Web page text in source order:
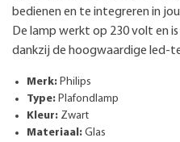
bedienen en te integreren in
De lamp werkt op 230 volt en
dankzij de hoogwaardige led-
Merk: Philips
Type: Plafondlamp
Kleur: Zwart
Materiaal: Glas